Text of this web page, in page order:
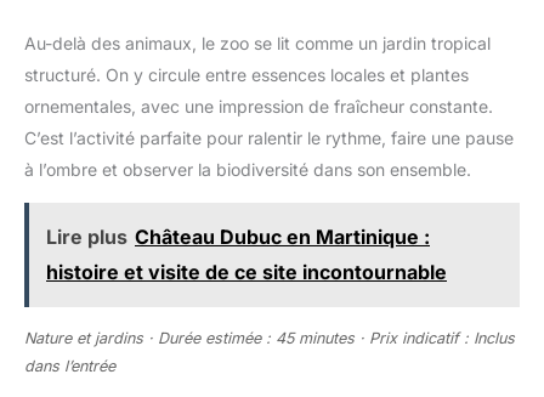
Au-delà des animaux, le zoo se lit comme un jardin tropical
structuré. On y circule entre essences locales et plantes
ornementales, avec une impression de fraîcheur constante.
C’est l’activité parfaite pour ralentir le rythme, faire une pause
à l’ombre et observer la biodiversité dans son ensemble.
Lire plus Château Dubuc en Martinique :
histoire et visite de ce site incontournable
Nature et jardins · Durée estimée : 45 minutes · Prix indicatif : Inclus
dans l’entrée